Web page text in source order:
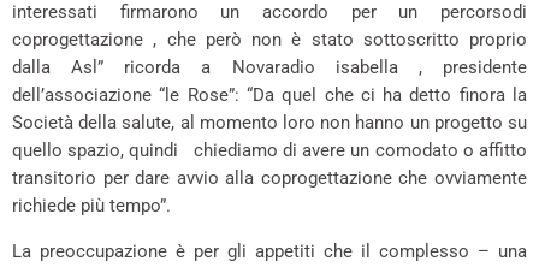
interessati firmarono un accordo per un percorsodi
coprogettazione , che però non è stato sottoscritto proprio
dalla Asl” ricorda a Novaradio isabella , presidente
dell’associazione “le Rose”: “Da quel che ci ha detto finora la
Società della salute, al momento loro non hanno un progetto su
quello spazio, quindi chiediamo di avere un comodato o affitto
transitorio per dare avvio alla coprogettazione che ovviamente
richiede più tempo”.
La preoccupazione è per gli appetiti che il complesso – una